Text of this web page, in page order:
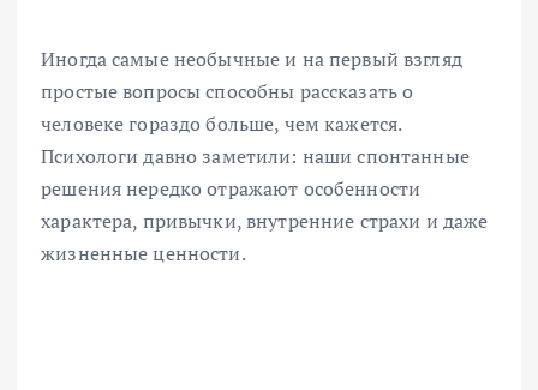
Иногда самые необычные и на первый взгляд
простые вопросы способны рассказать о
человеке гораздо больше, чем кажется.
Психологи давно заметили: наши спонтанные
решения нередко отражают особенности
характера, привычки, внутренние страхи и даже
жизненные ценности.